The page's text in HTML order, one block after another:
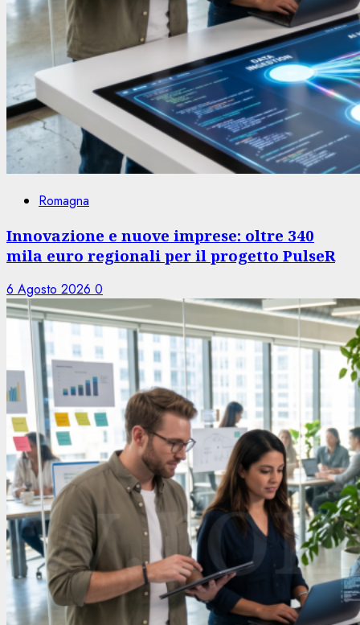
Romagna
Innovazione e nuove imprese: oltre 340
mila euro regionali per il progetto PulseR
6 Agosto 2026 0